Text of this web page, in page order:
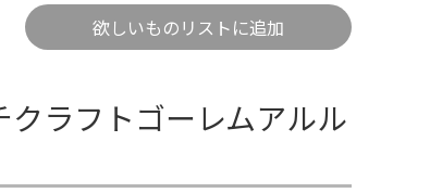
欲しいものリストに追加
ラフトゴーレムアルル